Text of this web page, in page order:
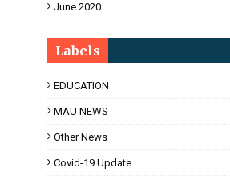
June 2020
Labels
EDUCATION
MAU NEWS
Other News
Covid-19 Update